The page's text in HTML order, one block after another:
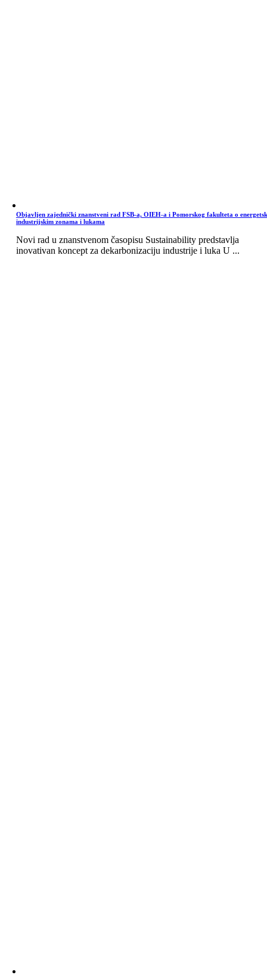
Objavljen zajednički znanstveni rad FSB-a, OIEH-a i Pomorskog fakulteta o
industrijskim zonama i lukama
Novi rad u znanstvenom časopisu Sustainability predstavlja
inovativan koncept za dekarbonizaciju industrije i luka U ...